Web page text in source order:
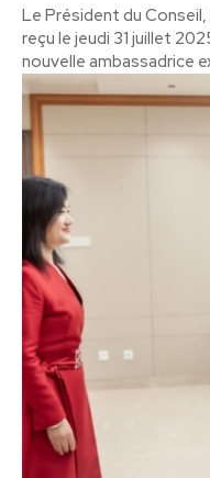
Le Président du Conseil,
reçu le jeudi 31 juillet
nouvelle ambassadrice